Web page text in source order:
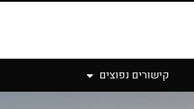
קישורים נפוצים